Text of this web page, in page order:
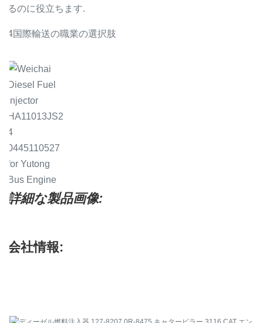
るのに役立ちます.
4国際輸送の職業の選択肢
詳細な製品画像:
会社情報: